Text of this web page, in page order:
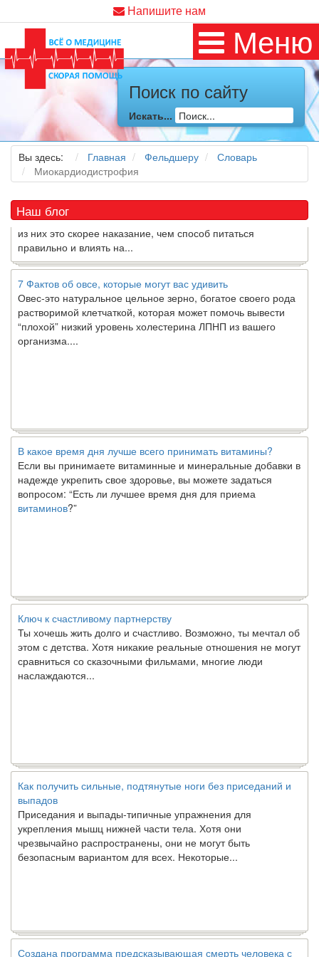
Напишите нам
Меню
Поиск по сайту
Искать...
Вы здесь: Главная Фельдшеру
Словарь
Миокардиодистрофия
Наш блог
Как я заболел во время локдауна?
Это странная ситуация: вы соблюдали все меры
предосторожности COVID-19 (вы почти все время дома),
но, тем не менее, вы каким-то образом простудились. Вы
можете задаться...
5 причин обратить внимание на средиземноморскую диету
Какдиетолог, я вижу, что многие причудливые диеты
приходят в нашу
из них это скорее наказание, чем способ питаться
правильно и влиять на...
7 Фактов об овсе, которые могут вас удивить
Овес-это натуральное цельное зерно, богатое своего рода
растворимой клетчаткой, которая может помочь вывести
“плохой” низкий уровень холестерина ЛПНП из вашего
организма....
В какое время дня лучше всего принимать витамины?
Если вы принимаете витаминные и минеральные добавки в
надежде укрепить свое здоровье, вы можете задаться
вопросом: “Есть ли лучшее время дня для приема
витаминов ?”
Ключ к счастливому партнерству
Ты хочешь жить долго и счастливо. Возможно, ты мечтал об
этом с детства. Хотя никакие реальные отношения не могут
сравниться со сказочными фильмами, многие люди
наслаждаются...
Как получить сильные, подтянутые ноги без приседаний и
выпадов
Приседания и выпады-типичные упражнения для
укрепления мышц нижней части тела. Хотя они
чрезвычайно распространены, они не могут быть
безопасным вариантом для всех. Некоторые...
Создана программа предсказывающая смерть человека с